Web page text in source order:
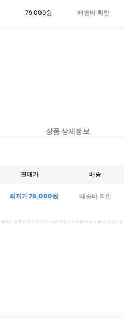
79,000원 배송비 확인
상품 상세정보
판매가 배송
최저가79,000원 배송비 확인
활동의 일환으로 이에 따른 일정액의 수수료를 제공 받을 수 있습니다